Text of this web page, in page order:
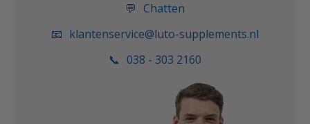
💬 Chatten
📧 klantenservice@luto-supplements.nl
📞 038 - 303 2160